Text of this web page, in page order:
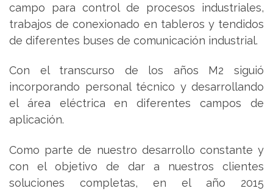
campo para control de procesos industriales,
trabajos de conexionado en tableros y tendidos
de diferentes buses de comunicación industrial.
Con el transcurso de los años M2 siguió
incorporando personal técnico y desarrollando
el área eléctrica en diferentes campos de
aplicación.
Como parte de nuestro desarrollo constante y
con el objetivo de dar a nuestros clientes
soluciones completas, en el año 2015